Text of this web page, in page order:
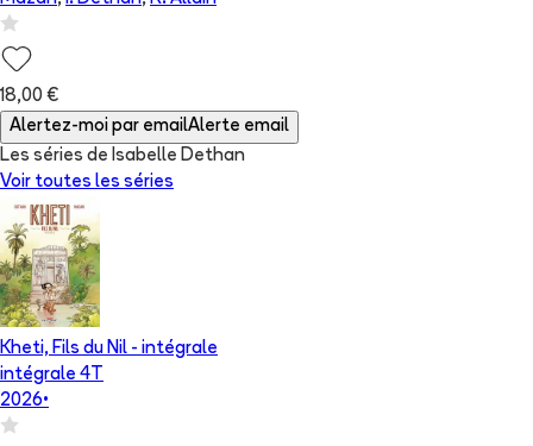
18,00 €
Alertez-moi par emailAlerte email
Les séries de Isabelle Dethan
Voir toutes les séries
Kheti, Fils du Nil - intégrale
intégrale 4T
2026•